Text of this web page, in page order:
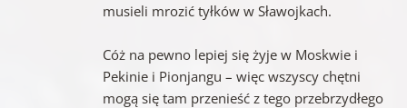
musieli mrozić tyłków w Sławojkach.
Cóż na pewno lepiej się żyje w Moskwie i
Pekinie i Pionjangu – więc wszyscy chętni
mogą się tam przenieść z tego przebrzydłego